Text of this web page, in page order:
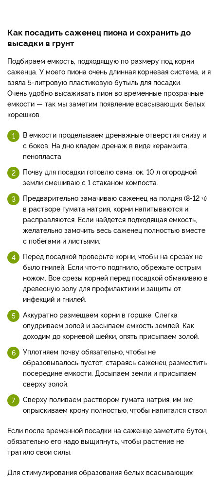
Как посадить саженец пиона и сохранить до
высадки в грунт
Подбираем емкость, подходящую по размеру под корни
саженца. У моего пиона очень длинная корневая система, и я
взяла 5-литровую пластиковую бутыль для посадки.
Очень удобно высаживать пион во временные прозрачные
емкости — так мы заметим появление всасывающих белых
корешков.
В емкости проделываем дренажные отверстия снизу и
с боков. На дно кладем дренаж в виде керамзита,
пенопласта
Почву для посадки готовлю сама: ок. 10 л огородной
земли смешиваю с 1 стаканом компоста.
Предварительно замачиваю саженец на полдня (8-12 ч)
в растворе гумата натрия, корни напитываются и
расправляются. Если найдется подходящая емкость,
желательно замочить весь саженец полностью вместе
с побегами и листьями.
Перед посадкой проверьте корни, чтобы на срезах не
было гнилей. Если что-то подгнило, обрежьте острым
ножом. Все срезы корней перед посадкой обмакиваю в
древесную золу для профилактики и защиты от
инфекций и гнилей.
Аккуратно размещаем корни в горшке. Слегка
опудриваем золой и засыпаем емкость землей. Как
доходим до корневой шейки, опять присыпаем золой.
Уплотняем почву обязательно, чтобы не
образовывалось пустот, стараясь саженец разместить
посередине емкости. Досыпаем земли и присыпаем
сверху золой.
Сверху поливаем раствором гумата натрия, им же
опрыскиваем крону полностью, чтобы напитался ствол
Если после временной посадки на саженце заметите бутон,
обязательно его надо выщипнуть, чтобы растение не
тратило свои силы.
Для стимулирования образования белых всасывающих